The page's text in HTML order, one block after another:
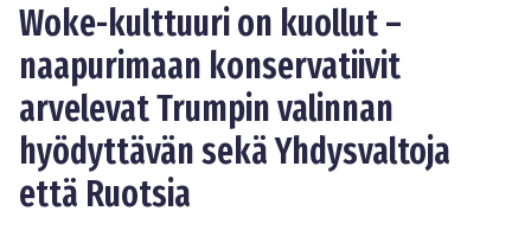
Woke-kulttuuri on kuollut –
naapurimaan konservatiivit
arvelevat Trumpin valinnan
hyödyttävän sekä Yhdysvaltoja
että Ruotsia